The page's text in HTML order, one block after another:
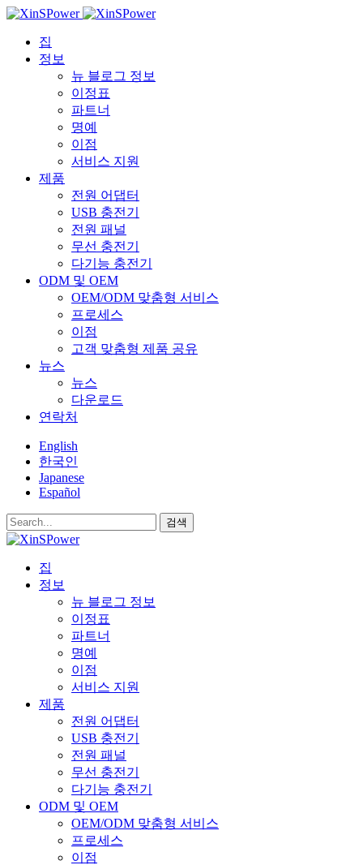
집
정보
뉴 블로그 정보
이정표
파트너
명예
이점
서비스 지원
제품
전원 어댑터
USB 충전기
전원 패널
무선 충전기
다기능 충전기
ODM 및 OEM
OEM/ODM 맞춤형 서비스
프로세스
이점
고객 맞춤형 제품 공유
뉴스
뉴스
다운로드
연락처
English
한국인
Japanese
Español
검색
집
정보
뉴 블로그 정보
이정표
파트너
명예
이점
서비스 지원
제품
전원 어댑터
USB 충전기
전원 패널
무선 충전기
다기능 충전기
ODM 및 OEM
OEM/ODM 맞춤형 서비스
프로세스
이점